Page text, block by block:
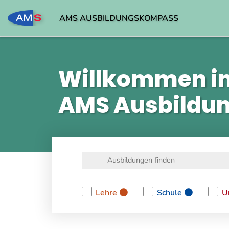
AMS AUSBILDUNGSKOMPASS
Willkommen
AMS
Lehre
Schule